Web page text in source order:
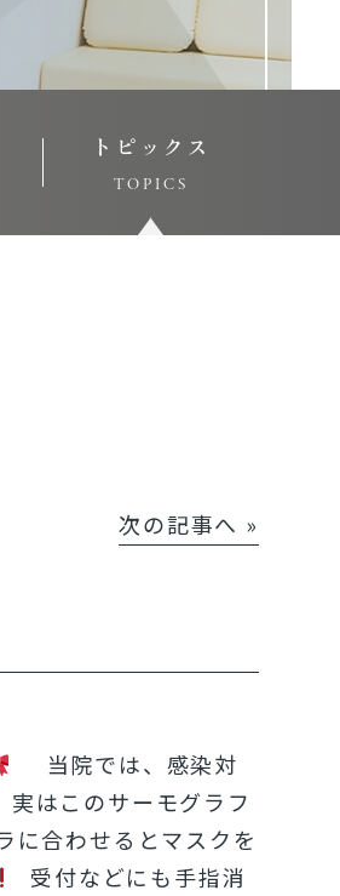
トピックス
TOPICS
次の記事へ »
当院では、感染対
実はこのサーモグラフ
に合わせるとマスクを
受付などにも手指消